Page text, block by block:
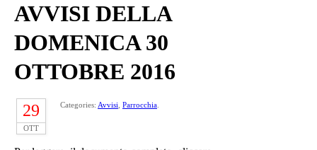
AVVISI DELLA
DOMENICA 30
OTTOBRE 2016
29
OTT
Categories: Avvisi Parrocchia